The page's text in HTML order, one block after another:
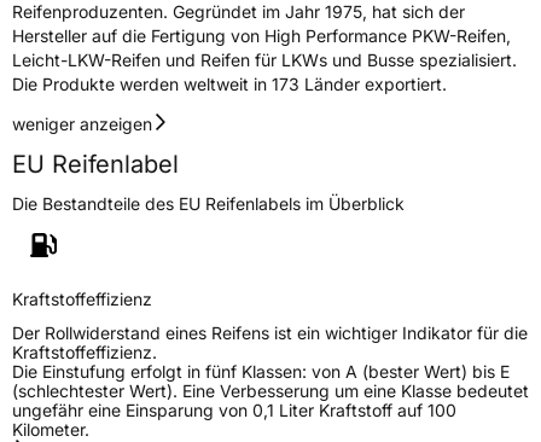
Rollgeräusch (dB)71
Fahrzeugklasse
C1
EisgripNein
EPREL ID427611
Allgemeine Produktsicherheit (GPSR)
Herstellerkontakt
LLG_info@linglong.cn
Reifenproduzenten. Gegründet im Jahr 1975, hat sich der
Hersteller auf die Fertigung von High Performance PKW-Reifen,
Leicht-LKW-Reifen und Reifen für LKWs und Busse spezialisiert.
Die Produkte werden weltweit in 173 Länder exportiert.
weniger anzeigen
EU Reifenlabel
Die Bestandteile des EU Reifenlabels im Überblick
Kraftstoffeffizienz
Der Rollwiderstand eines Reifens ist ein wichtiger Indikator für die
Kraftstoffeffizienz.
Die Einstufung erfolgt in fünf Klassen: von A (bester Wert) bis E
(schlechtester Wert). Eine Verbesserung um eine Klasse bedeutet
ungefähr eine Einsparung von 0,1 Liter Kraftstoff auf 100
Kilometer.